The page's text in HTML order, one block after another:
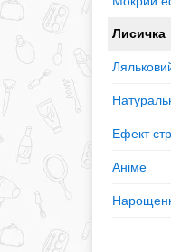
Лисичка
Ефект
Аніме